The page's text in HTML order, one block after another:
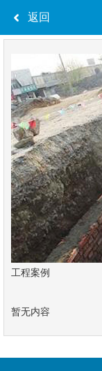
返回
工程案例
暂无内容